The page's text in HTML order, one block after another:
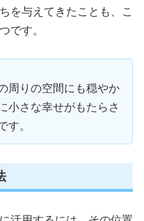
を与えてきたことも、こ
です。
周りの空間にも穏やか
小さな幸せがもたらさ
す。